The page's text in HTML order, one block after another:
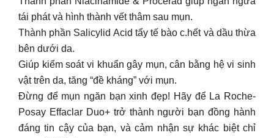
tái phát và hình thành vết thâm sau mụn. ​
Thành phần Salicylid Acid tẩy tế bào c.hết và dầu thừa
bên dưới da.​
Giúp kiểm soát vi khuẩn gây mụn, cân bằng hệ vi sinh
vật trên da, tăng “đề kháng” với mụn.​
Đừng để mụn ngăn bạn xinh đẹp! Hãy để La Roche-
Posay Effaclar Duo+ trở thành người bạn đồng hành
đáng tin cậy của bạn, và cảm nhận sự khác biệt chỉ